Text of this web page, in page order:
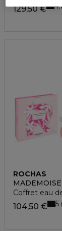
129,50 €
ROCHAS
Coffret eau
104,50 € 5